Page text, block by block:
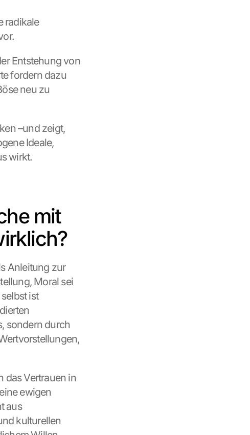
radikale
Entstehung von
fordern dazu
neu zu
–und zeigt,
Ideale,
wirkt.
mit
Anleitung zur
Moral sei
ist
sondern durch
das Vertrauen in
ewigen
aus
kulturellen